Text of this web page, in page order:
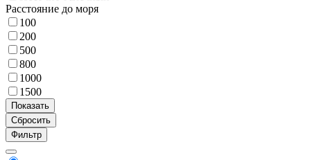
Расстояние до моря
100
200
500
800
1000
1500
Фильтр